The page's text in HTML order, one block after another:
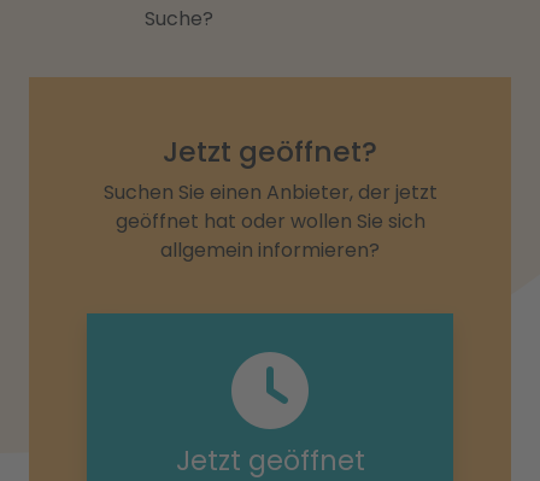
Suche?
Jetzt geöffnet?
Suchen Sie einen Anbieter, der jetzt
geöffnet hat oder wollen Sie sich
allgemein informieren?
Jetzt geöffnet